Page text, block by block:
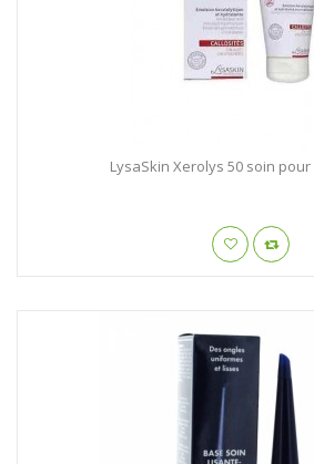
LysaSkin Xerolys 50 soin pour